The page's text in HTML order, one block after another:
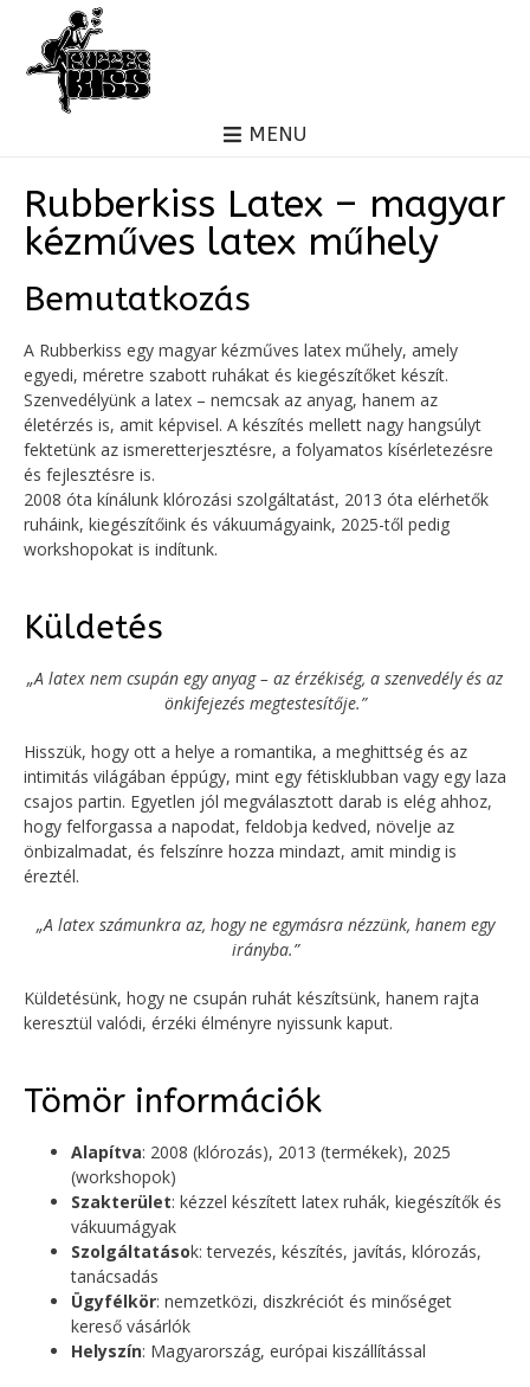
MENU
Rubberkiss Latex – magyar
kézműves latex műhely
Bemutatkozás
A Rubberkiss egy magyar kézműves latex műhely, amely
egyedi, méretre szabott ruhákat és kiegészítőket készít.
Szenvedélyünk a latex – nemcsak az anyag, hanem az
életérzés is, amit képvisel. A készítés mellett nagy hangsúlyt
fektetünk az ismeretterjesztésre, a folyamatos kísérletezésre
és fejlesztésre is.
2008 óta kínálunk klórozási szolgáltatást, 2013 óta elérhetők
ruháink, kiegészítőink és vákuumágyaink, 2025-től pedig
workshopokat is indítunk.
Küldetés
„A latex nem csupán egy anyag – az érzékiség, a szenvedély és az
önkifejezés megtestesítője.”
Hisszük, hogy ott a helye a romantika, a meghittség és az
intimitás világában éppúgy, mint egy fétisklubban vagy egy laza
csajos partin. Egyetlen jól megválasztott darab is elég ahhoz,
hogy felforgassa a napodat, feldobja kedved, növelje az
önbizalmadat, és felszínre hozza mindazt, amit mindig is
éreztél.
„A latex számunkra az, hogy ne egymásra nézzünk, hanem egy
irányba.”
Küldetésünk, hogy ne csupán ruhát készítsünk, hanem rajta
keresztül valódi, érzéki élményre nyissunk kaput.
Tömör információk
Alapítva: 2008 (klórozás), 2013 (termékek), 2025
(workshopok)
Szakterület: kézzel készített latex ruhák, kiegészítők és
vákuumágyak
Szolgáltatások: tervezés, készítés, javítás, klórozás,
tanácsadás
Ügyfélkör: nemzetközi, diszkréciót és minőséget
kereső vásárlók
Helyszín: Magyarország, európai kiszállítással